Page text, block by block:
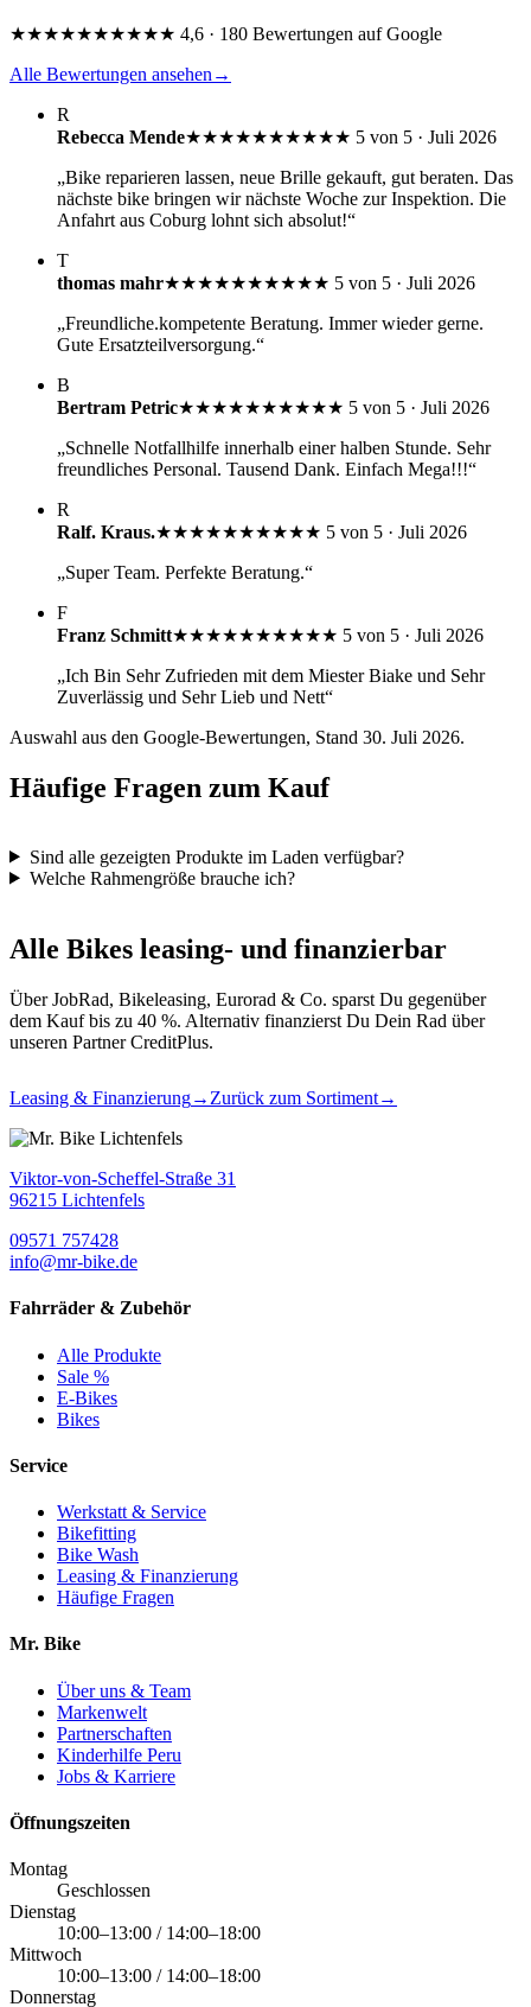
★★★★★★★★★★ 4,6 · 180 Bewertungen auf Google
Alle Bewertungen ansehen→
R
Rebecca Mende★★★★★★★★★★ 5 von 5 · Juli 2026
„Bike reparieren lassen, neue Brille gekauft, gut beraten. Das
nächste bike bringen wir nächste Woche zur Inspektion. Die
Anfahrt aus Coburg lohnt sich absolut!“
T
thomas mahr★★★★★★★★★★ 5 von 5 · Juli 2026
„Freundliche.kompetente Beratung. Immer wieder gerne.
Gute Ersatzteilversorgung.“
B
Bertram Petric★★★★★★★★★★ 5 von 5 · Juli 2026
„Schnelle Notfallhilfe innerhalb einer halben Stunde. Sehr
freundliches Personal. Tausend Dank. Einfach Mega!!!“
R
Ralf. Kraus.★★★★★★★★★★ 5 von 5 · Juli 2026
„Super Team. Perfekte Beratung.“
F
Franz Schmitt★★★★★★★★★★ 5 von 5 · Juli 2026
„Ich Bin Sehr Zufrieden mit dem Miester Biake und Sehr
Zuverlässig und Sehr Lieb und Nett“
Auswahl aus den Google-Bewertungen, Stand 30. Juli 2026.
Häufige Fragen zum Kauf
Sind alle gezeigten Produkte im Laden verfügbar?
Welche Rahmengröße brauche ich?
Alle Bikes leasing- und finanzierbar
Über JobRad, Bikeleasing, Eurorad & Co. sparst Du gegenüber
dem Kauf bis zu 40 %. Alternativ finanzierst Du Dein Rad über
unseren Partner CreditPlus.
Leasing & Finanzierung→ Zurück zum Sortiment→
Viktor-von-Scheffel-Straße 31
96215 Lichtenfels
09571 757428
info@mr-bike.de
Fahrräder & Zubehör
Alle Produkte
Sale %
E-Bikes
Bikes
Service
Werkstatt & Service
Bikefitting
Bike Wash
Leasing & Finanzierung
Häufige Fragen
Mr. Bike
Über uns & Team
Markenwelt
Partnerschaften
Kinderhilfe Peru
Jobs & Karriere
Öffnungszeiten
Montag
Geschlossen
Dienstag
10:00–13:00 / 14:00–18:00
Mittwoch
10:00–13:00 / 14:00–18:00
Donnerstag